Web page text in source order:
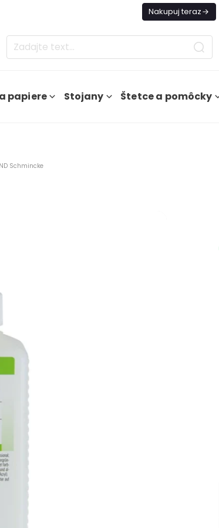
Nakupuj teraz
papiere Stojany Štetce a pomôcky
Schmincke